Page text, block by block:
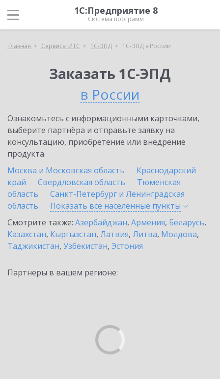
1С:Предприятие 8
Система программ
Главная Сервисы ИТС 1С-ЭПД 1С-ЭПД в России
Заказать 1С-ЭПД
в России
Ознакомьтесь с информационными карточками,
выберите партнёра и отправьте заявку на
консультацию, приобретение или внедрение
продукта.
Москва и Московская область
Краснодарский
край
Свердловская область
Тюменская
область
Санкт-Петербург и Ленинградская
область
Показать все населенные пункты
Смотрите также: Азербайджан, Армения, Беларусь,
Казахстан, Кыргызстан, Латвия, Литва, Молдова,
Таджикистан, Узбекистан, Эстония
Партнеры в вашем регионе: